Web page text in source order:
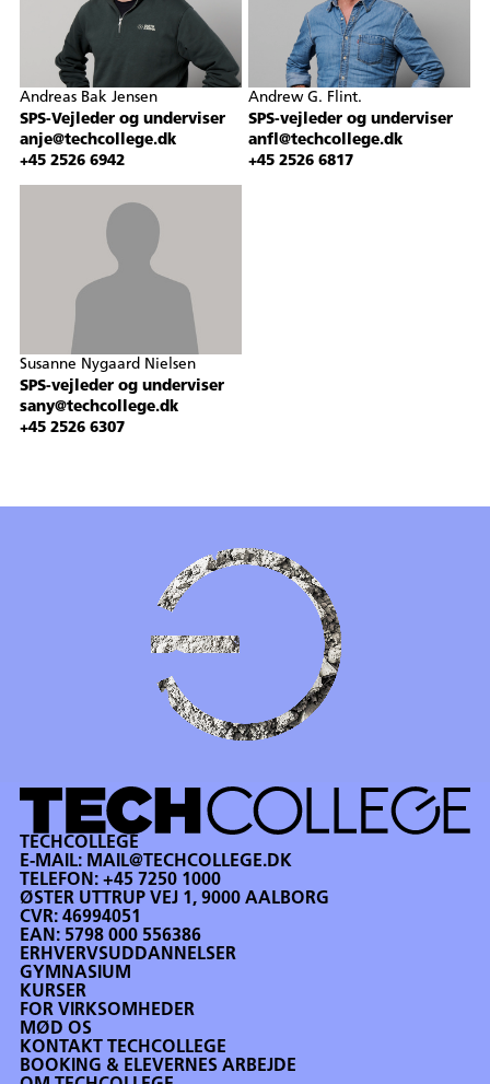
Andreas Bak Jensen
SPS-Vejleder og underviser
anje@techcollege.dk
+45 2526 6942
Andrew G. Flint.
SPS-vejleder og underviser
anfl@techcollege.dk
+45 2526 6817
Susanne Nygaard Nielsen
SPS-vejleder og underviser
sany@techcollege.dk
+45 2526 6307
TECHCOLLEGE
E-MAIL: MAIL@TECHCOLLEGE.DK
TELEFON:+45 7250 1000
ØSTER UTTRUP VEJ 1, 9000 AALBORG
CVR: 46994051
EAN: 5798 000 556386
ERHVERVSUDDANNELSER
GYMNASIUM
KURSER
FOR VIRKSOMHEDER
MØD OS
KONTAKT TECHCOLLEGE
BOOKING & ELEVERNES ARBEJDE